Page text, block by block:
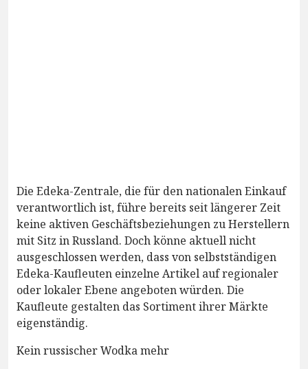
Die Edeka-Zentrale, die für den nationalen Einkauf
verantwortlich ist, führe bereits seit längerer Zeit
keine aktiven Geschäftsbeziehungen zu Herstellern
mit Sitz in Russland. Doch könne aktuell nicht
ausgeschlossen werden, dass von selbstständigen
Edeka-Kaufleuten einzelne Artikel auf regionaler
oder lokaler Ebene angeboten würden. Die
Kaufleute gestalten das Sortiment ihrer Märkte
eigenständig.
Kein russischer Wodka mehr